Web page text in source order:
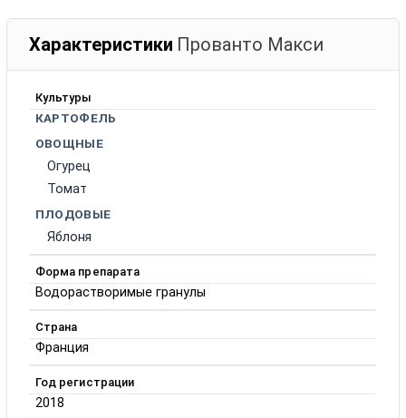
Характеристики Прованто Макси
Культуры
КАРТОФЕЛЬ
ОВОЩНЫЕ
Огурец
Томат
ПЛОДОВЫЕ
Яблоня
Форма препарата
Водорастворимые гранулы
Страна
Франция
Год регистрации
2018